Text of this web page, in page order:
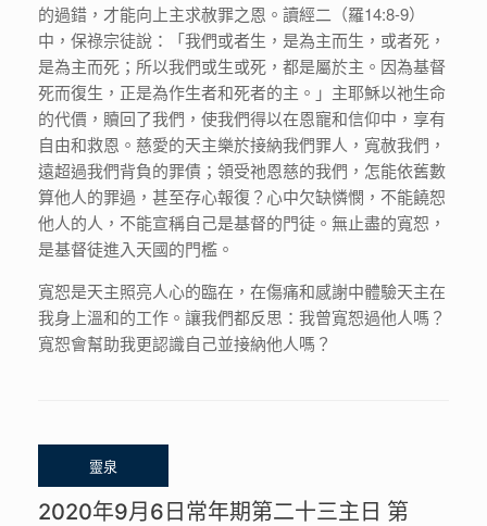
的過錯，才能向上主求赦罪之恩。讀經二（羅14:8-9）
中，保祿宗徒說：「我們或者生，是為主而生，或者死，
是為主而死；所以我們或生或死，都是屬於主。因為基督
死而復生，正是為作生者和死者的主。」主耶穌以祂生命
的代價，贖回了我們，使我們得以在恩寵和信仰中，享有
自由和救恩。慈愛的天主樂於接納我們罪人，寬赦我們，
遠超過我們背負的罪債；領受祂恩慈的我們，怎能依舊數
算他人的罪過，甚至存心報復？心中欠缺憐憫，不能饒恕
他人的人，不能宣稱自己是基督的門徒。無止盡的寬恕，
是基督徒進入天國的門檻。
寬恕是天主照亮人心的臨在，在傷痛和感謝中體驗天主在
我身上溫和的工作。讓我們都反思：我曾寬恕過他人嗎？
寬恕會幫助我更認識自己並接納他人嗎？
2020年9月6日常年期第二十三主日 第